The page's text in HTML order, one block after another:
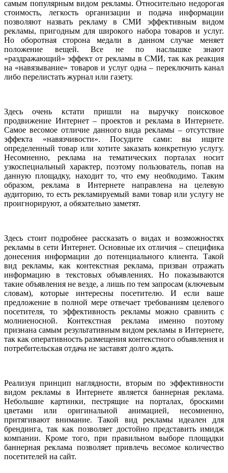
самым популярным видом рекламы. Относительно недорогая
стоимость, легкость организации и подача информации
позволяют назвать рекламу в СМИ эффективным видом
рекламы, пригодным для широкого набора товаров и услуг.
Но оборотная сторона медали в данном случае меняет
положение вещей. Все не по наслышке знают
«раздражающий» эффект от рекламы в СМИ, так как реакция
на «навязывание» товаров и услуг одна – переключить канал
либо перелистать журнал или газету.
Здесь очень кстати пришли на выручку поисковое
продвижение Интернет – проектов и реклама в Интернете.
Самое весомое отличие данного вида рекламы – отсутствие
эффекта «навязчивости». Посудите сами: вы ищите
определенный товар или хотите заказать конкретную услугу.
Несомненно, реклама на тематических порталах носит
узкоспециальный характер, поэтому пользователь, попав на
данную площадку, находит то, что ему необходимо. Таким
образом, реклама в Интернете направлена на целевую
аудиторию, то есть рекламируемый вами товар или услугу не
проигнорируют, а обязательно заметят.
Здесь стоит подробнее рассказать о видах и возможностях
рекламы в сети Интернет. Основные их отличия – специфика
донесения информации до потенциального клиента. Такой
вид рекламы, как контекстная реклама, призван отражать
информацию в текстовых объявлениях. Но показываются
такие объявления не везде, а лишь по тем запросам (ключевым
словам), которые интересны посетителю. И если ваше
предложение в полной мере отвечает требованиям целевого
посетителя, то эффективность рекламы можно сравнить с
молниеносной. Контекстная реклама именно поэтому
признана самым результативным видом рекламы в Интернете,
так как оперативность размещения контекстного объявления и
потребительская отдача не заставят долго ждать.
Реализуя принцип наглядности, вторым по эффективности
видом рекламы в Интернете является баннерная реклама.
Небольшие картинки, пестрящие на порталах, броскими
цветами или оригинальной анимацией, несомненно,
притягивают внимание. Такой вид рекламы идеален для
брендинга, так как позволяет достойно представить имидж
компании. Кроме того, при правильном выборе площадки
баннерная реклама позволяет привлечь весомое количество
посетителей на сайт.